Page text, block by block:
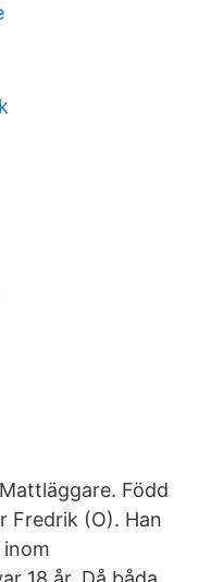
Född
Fredrik (O). Han